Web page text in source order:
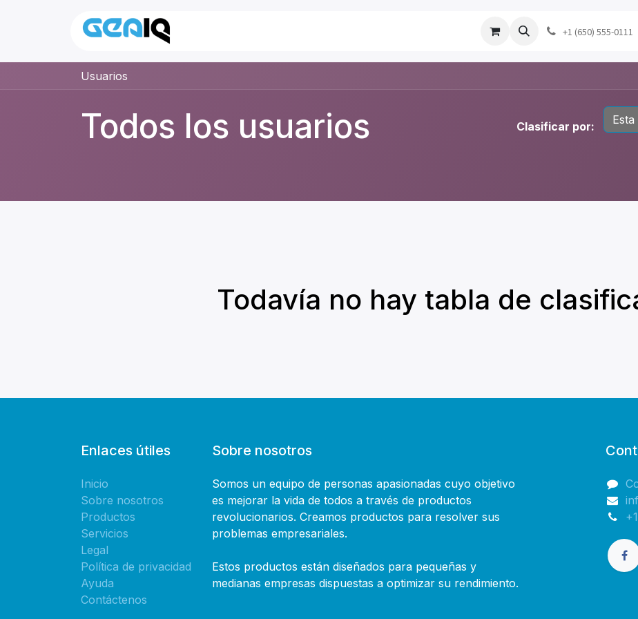
Ayuda Contacto
+1 (650) 555-0111
Usuarios
Todos los usuarios Clasificar por:
Todavía no hay tabla de
Enlaces útiles
Inicio
Sobre nosotros
Productos
Servicios
Legal
Política de privacidad
Ayuda
Contáctenos
Sobre nosotros
Somos un equipo de personas apasionadas cuyo objetivo
es mejorar la vida de todos a través de productos
revolucionarios. Creamos productos para resolver sus
problemas empresariales.
Estos productos están diseñados para pequeñas y
medianas empresas dispuestas a optimizar su rendimiento.